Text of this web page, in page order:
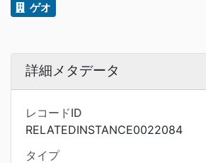
ゲオ
詳細メタデータ
レコードID
RELATEDINSTANCE0022084
タイプ